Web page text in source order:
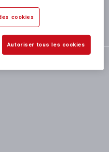
cookies
Autoriser tous les cookies